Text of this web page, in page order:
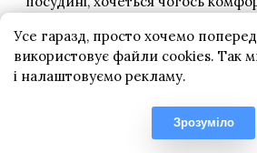
Усе гаразд, просто хочемо
використовує файли cookies. Так
і налаштовуємо рекламу.
Зрозуміло